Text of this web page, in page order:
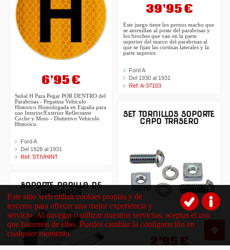
6'95 €
Señal H Para Pegar POR DENTRO del
Parabrisas - Pegatina Vehiculo
Historico Homologada en España para
uso Interior/Exterior Reflectante
Coche y Moto - Distintivo Vehiculo
Historico
Ford A
Del 1928 al 1931
Ref: STIVHINT
SOPORTE PARILLA DE
RADIADOR
39'95 €
Este juego tiene los pernos macho que
se atornillan al poste del parabrisas y
los broches que van en la parte
superior del marco del parabrisas al
que se fijan las cortinas laterales y la
parte superior.
Ford A
Del 1930 al 1931
Ref: A-37103
SET TORNILLOS SOPORTE
CAPO TRASERO
2'95 €
Este sitio web utiliza cookies propias y de
terceros para ofrecer una mejor experiencia y
servicio. Al navegar o utilizar nuestros servicios, aceptas el uso
que hacemos de ellas. Puedes cambiar la configuración en
cualquier momento.